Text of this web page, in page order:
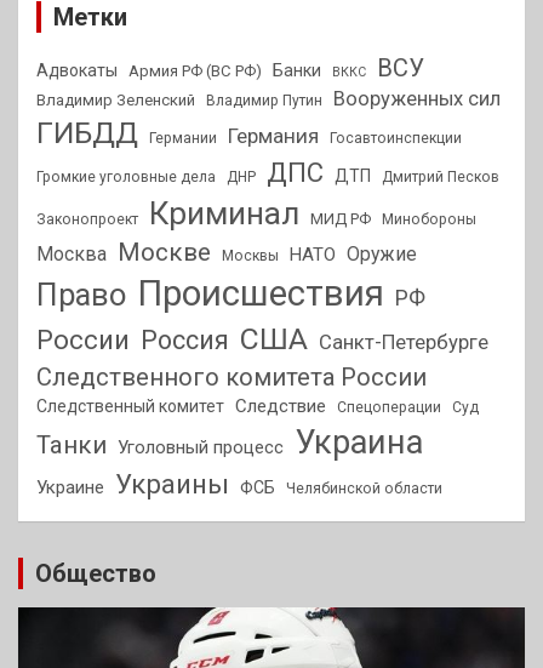
Метки
Адвокаты Армия РФ (ВС РФ) Банки ВККС ВСУ
Владимир Зеленский Владимир Путин Вооруженных сил
ГИБДД Германии Германия Госавтоинспекции
Громкие уголовные дела ДНР ДПС ДТП Дмитрий Песков
Законопроект Криминал МИД РФ Минобороны
Москва Москве Москвы НАТО Оружие
Право Происшествия РФ
России Россия США Санкт-Петербурге
Следственного комитета России
Следственный комитет Следствие Спецоперации Суд
Танки Уголовный процесс Украина
Украине Украины ФСБ Челябинской области
Общество